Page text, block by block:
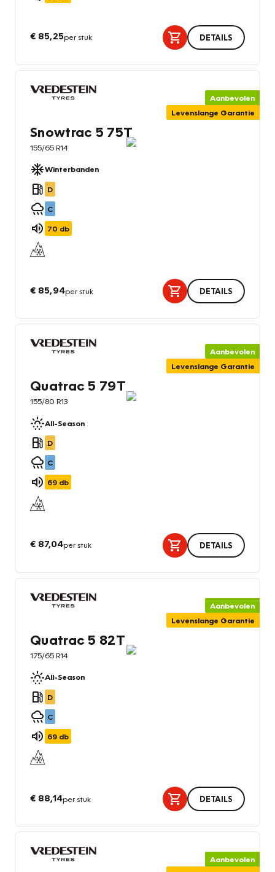
€ 85,25per stuk DETAILS
Aanbevolen
Levenslange Garantie
Snowtrac 5 75T
155/65 R14
Winterbanden
D
C
70 db
€ 85,94per stuk DETAILS
Aanbevolen
Levenslange Garantie
Quatrac 5 79T
155/80 R13
All-Season
D
C
69 db
€ 87,04per stuk DETAILS
Aanbevolen
Levenslange Garantie
Quatrac 5 82T
175/65 R14
All-Season
D
C
69 db
€ 88,14per stuk DETAILS
Aanbevolen